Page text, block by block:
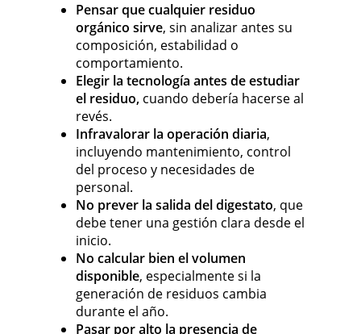
Pensar que cualquier residuo
orgánico sirve, sin analizar antes su
composición, estabilidad o
comportamiento.
Elegir la tecnología antes de estudiar
el residuo, cuando debería hacerse al
revés.
Infravalorar la operación diaria,
incluyendo mantenimiento, control
del proceso y necesidades de
personal.
No prever la salida del digestato, que
debe tener una gestión clara desde el
inicio.
No calcular bien el volumen
disponible, especialmente si la
generación de residuos cambia
durante el año.
Pasar por alto la presencia de